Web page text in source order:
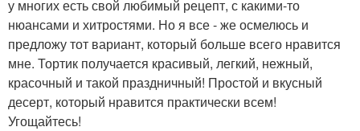
у многих есть свой любимый рецепт, с какими-то
нюансами и хитростями. Но я все - же осмелюсь и
предложу тот вариант, который больше всего нравится
мне. Тортик получается красивый, легкий, нежный,
красочный и такой праздничный! Простой и вкусный
десерт, который нравится практически всем!
Угощайтесь!